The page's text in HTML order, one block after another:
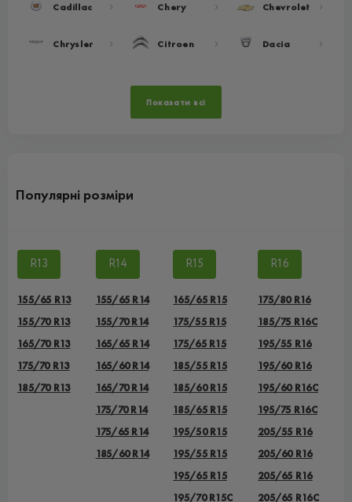
Cadillac Chery Chevrolet
Chrysler Citroen Dacia
Показати всі
Популярні розміри
R13
155/65 R13
155/70 R13
165/70 R13
175/70 R13
185/70 R13
R14
155/65 R14
155/70 R14
165/65 R14
165/60 R14
165/70 R14
175/70 R14
175/65 R14
185/60 R14
R15
165/65 R15
175/55 R15
175/65 R15
185/55 R15
185/60 R15
185/65 R15
195/50 R15
195/55 R15
195/65 R15
195/70 R15C
R16
175/80 R16
185/75 R16C
195/55 R16
195/60 R16
195/60 R16C
195/75 R16C
205/55 R16
205/60 R16
205/65 R16
205/65 R16C